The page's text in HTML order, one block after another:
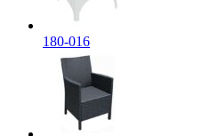
180-016